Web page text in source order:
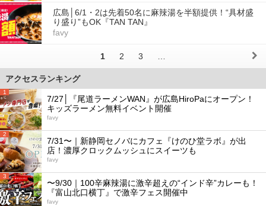
広島│6/1・2は先着50名に麻辣湯を半額提供！“具材盛
り盛り”もOK『TAN TAN』
favy
1 2 3
アクセスランキング
1
7/27│『尾道ラーメンWAN』が広島HiroPaにオープン！
キッズラーメン無料イベント開催
favy
2
7/31〜｜新静岡セノバにカフェ『けのひ堂ラボ』が出
店！濃厚クロックムッシュにスイーツも
favy
3
〜9/30｜100辛麻辣湯に激辛超えの“インド辛”カレーも！
『富山北口横丁』で激辛フェス開催中
favy